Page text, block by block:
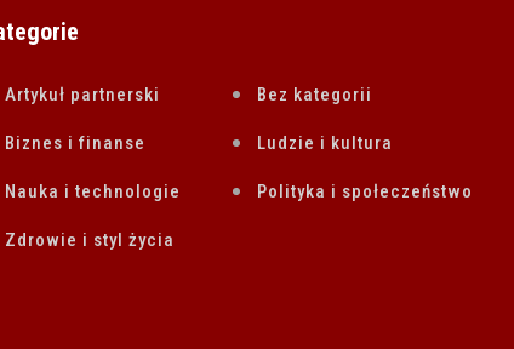
Artykuł partnerski Bez kategorii
Biznes i finanse Ludzie i kultura
Nauka i technologie Polityka i społeczeństwo
Zdrowie i styl życia